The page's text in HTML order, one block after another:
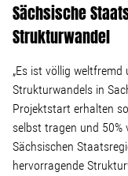
Sächsische
Strukturwandel
„Es ist völlig
Strukturwandels in
Projektstart erhalten
selbst tragen und 50%
Sächsischen
hervorragende